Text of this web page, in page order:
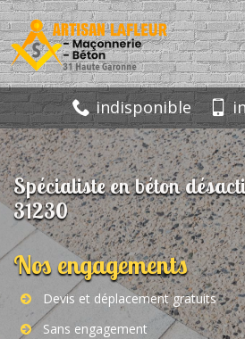
indisponible
Spécialiste en béton
31230
Nos engagements
Devis et déplacement gratuits
Sans engagement